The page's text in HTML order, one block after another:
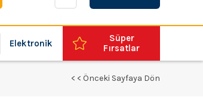
Elektronik
Süper
Fırsatlar
< < Önceki Sayfaya Dön